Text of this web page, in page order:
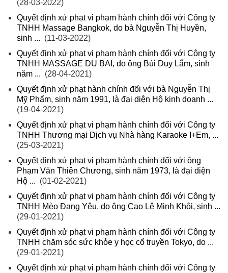
(28-03-2022)
Quyết định xử phạt vi phạm hành chính đối với Công ty
TNHH Massage Bangkok, do bà Nguyễn Thị Huyền,
sinh ... (11-03-2022)
Quyết định xử phạt vi phạm hành chính đối với Công ty
TNHH MASSAGE DU BAI, do ông Bùi Duy Lắm, sinh
năm ... (28-04-2021)
Quyết định xử phạt hành chính đối với bà Nguyễn Thị
Mỹ Phẩm, sinh năm 1991, là đại diện Hộ kinh doanh ...
(19-04-2021)
Quyết định xử phạt vi phạm hành chính đối với Công ty
TNHH Thương mại Dịch vụ Nhà hàng Karaoke I+Em, ...
(25-03-2021)
Quyết định xử phạt vi phạm hành chính đối với ông
Phạm Văn Thiên Chương, sinh năm 1973, là đại diện
Hộ ... (01-02-2021)
Quyết định xử phạt vi phạm hành chính đối với Công ty
TNHH Mèo Đang Yêu, do ông Cao Lê Minh Khôi, sinh ...
(29-01-2021)
Quyết định xử phạt vi phạm hành chính đối với Công ty
TNHH chăm sóc sức khỏe y học cổ truyền Tokyo, do ...
(29-01-2021)
Quyết định xử phạt vi phạm hành chính đối với Công ty